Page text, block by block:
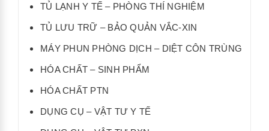
TỦ LẠNH Y TẾ – PHÒNG THÍ NGHIỆM
TỦ LƯU TRỮ – BẢO QUẢN VẮC-XIN
MÁY PHUN PHÒNG DỊCH – DIỆT CÔN TRÙNG
HÓA CHẤT – SINH PHẨM
HÓA CHẤT PTN
DỤNG CỤ – VẬT TƯ Y TẾ